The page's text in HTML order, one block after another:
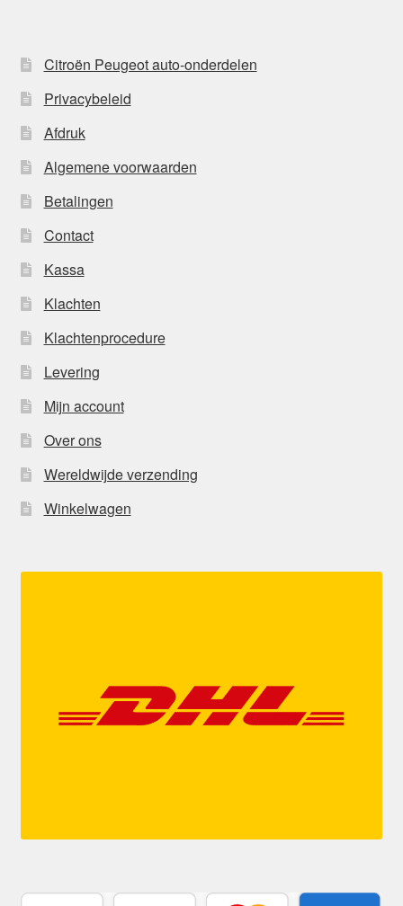
Citroën Peugeot auto-onderdelen
Privacybeleid
Afdruk
Algemene voorwaarden
Betalingen
Contact
Kassa
Klachten
Klachtenprocedure
Levering
Mijn account
Over ons
Wereldwijde verzending
Winkelwagen